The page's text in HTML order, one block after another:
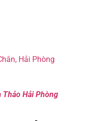
Hải Phòng
Hải Phòng